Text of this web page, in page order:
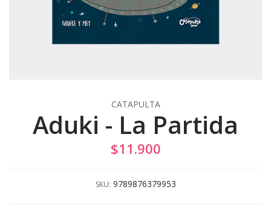
CATAPULTA
Aduki - La Partida
$11.900
SKU: 9789876379953